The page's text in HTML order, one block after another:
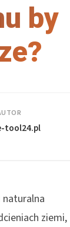
by
tool24.pl
naturalna
ziemi,